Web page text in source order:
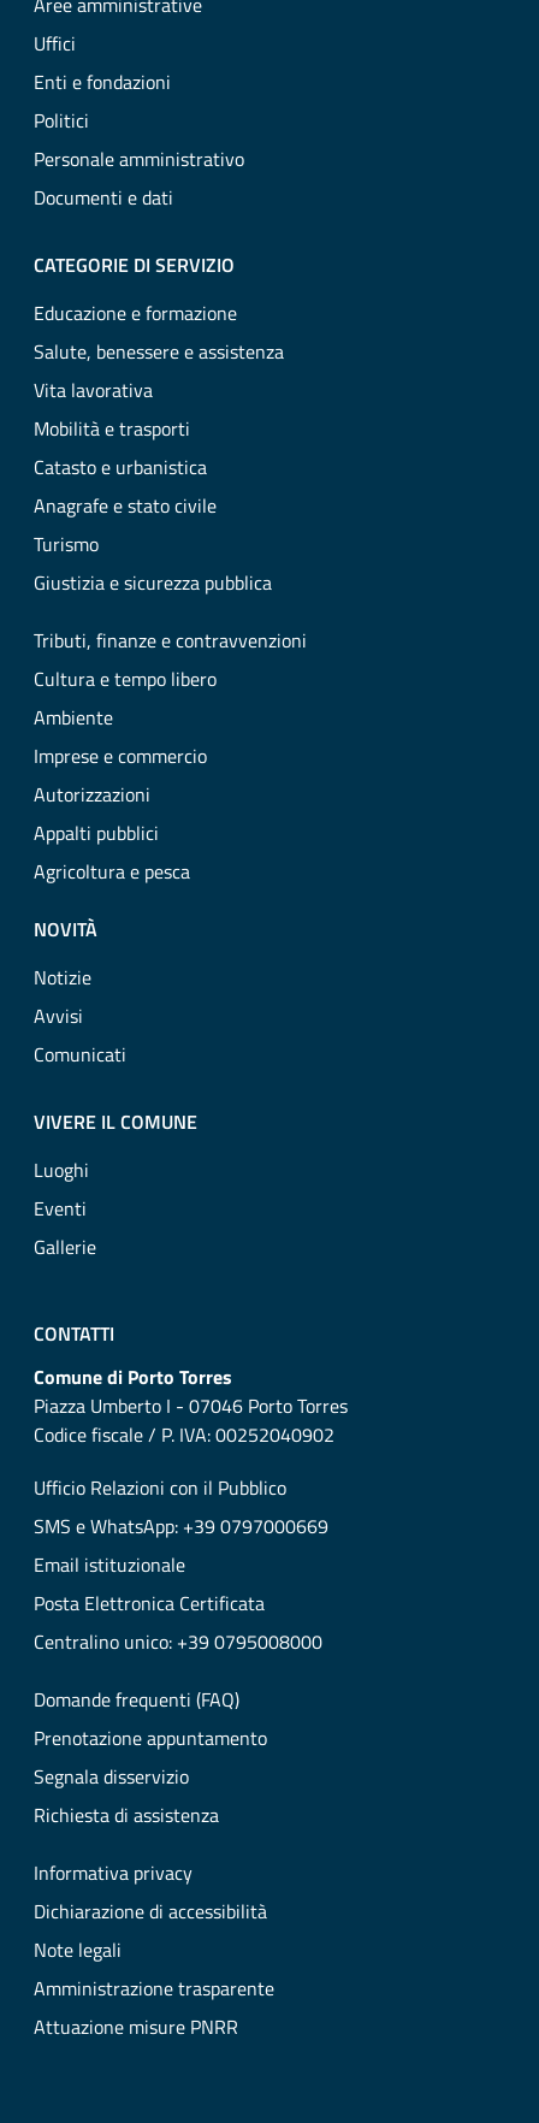
Uffici
Enti e fondazioni
Politici
Personale amministrativo
Documenti e dati
CATEGORIE DI SERVIZIO
Educazione e formazione
Salute, benessere e assistenza
Vita lavorativa
Mobilità e trasporti
Catasto e urbanistica
Anagrafe e stato civile
Turismo
Giustizia e sicurezza pubblica
Tributi, finanze e contravvenzioni
Cultura e tempo libero
Ambiente
Imprese e commercio
Autorizzazioni
Appalti pubblici
Agricoltura e pesca
NOVITÀ
Notizie
Avvisi
Comunicati
VIVERE IL COMUNE
Luoghi
Eventi
Gallerie
CONTATTI
Comune di Porto Torres
Piazza Umberto I - 07046 Porto Torres
Codice fiscale / P. IVA: 00252040902
Ufficio Relazioni con il Pubblico
SMS e WhatsApp: +39 0797000669
Email istituzionale
Posta Elettronica Certificata
Centralino unico: +39 0795008000
Domande frequenti (FAQ)
Prenotazione appuntamento
Segnala disservizio
Richiesta di assistenza
Informativa privacy
Dichiarazione di accessibilità
Note legali
Amministrazione trasparente
Attuazione misure PNRR